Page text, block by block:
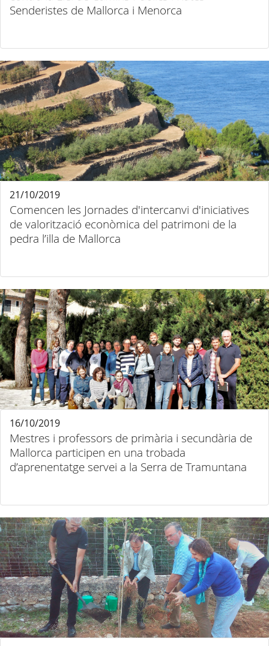
Senderistes de Mallorca i Menorca
Comencen les Jornades d'intercanvi d'iniciatives
de valorització econòmica del patrimoni de la
pedra l’illa de Mallorca
21/10/2019
Mestres i professors de primària i secundària de
Mallorca participen en una trobada
d’aprenentatge servei a la Serra de Tramuntana
16/10/2019